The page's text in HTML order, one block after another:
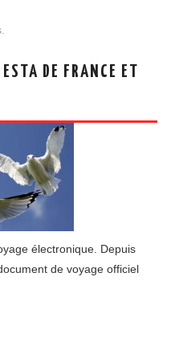
DE FRANCE ET
électronique. Depuis
de voyage officiel